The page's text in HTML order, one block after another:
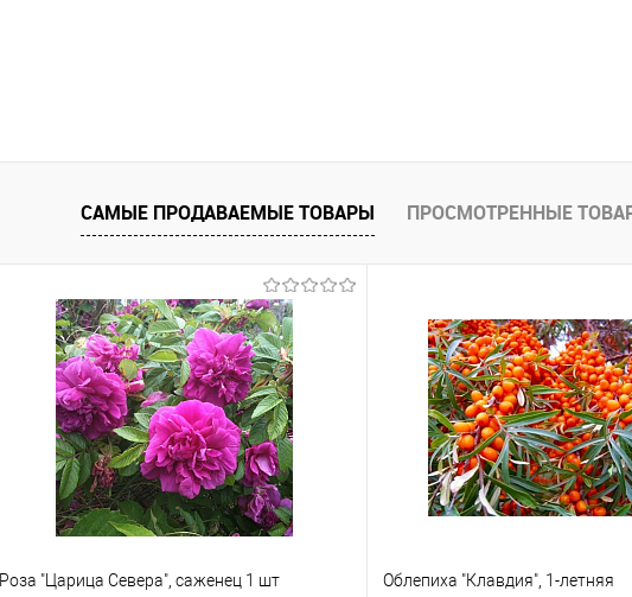
САМЫЕ ПРОДАВАЕМЫЕ ТОВАРЫ ПРОСМОТРЕННЫЕ
Роза "Царица Севера", саженец 1 шт Облепиха "Клавдия", 1-летняя